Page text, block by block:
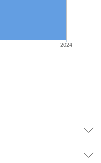
2024